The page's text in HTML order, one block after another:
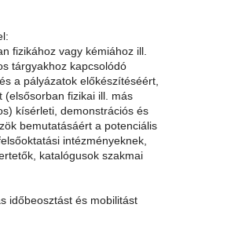
fizikához vagy kémiához ill.
tárgyakhoz kapcsolódó
a pályázatok előkészítéséért,
(elsősorban fizikai ill. más
kísérleti, demonstrációs és
bemutatásáért a potenciális
intézményeknek,
katalógusok szakmai
időbeosztást és mobilitást